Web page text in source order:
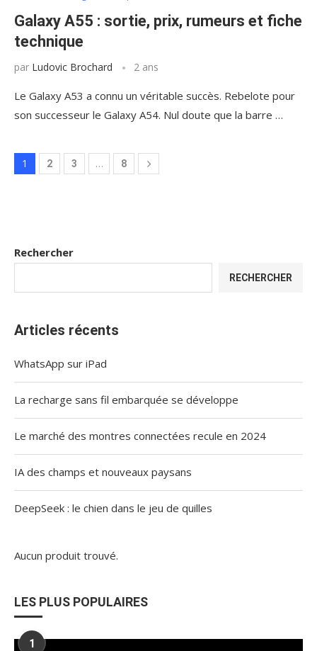
Galaxy A55 : sortie, prix, rumeurs et fiche
technique
par Ludovic Brochard 2 ans
Le Galaxy A53 a connu un véritable succès. Rebelote pour
son successeur le Galaxy A54. Nul doute que la barre …
1 2 3 … 8
Rechercher
RECHERCHER
Articles récents
WhatsApp sur iPad
La recharge sans fil embarquée se développe
Le marché des montres connectées recule en 2024
IA des champs et nouveaux paysans
DeepSeek : le chien dans le jeu de quilles
Aucun produit trouvé.
LES PLUS POPULAIRES
1